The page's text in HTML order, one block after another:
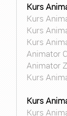
Kurs
Kurs
Kurs
Kurs
Animator
Animator
Kurs
Kurs
Kurs